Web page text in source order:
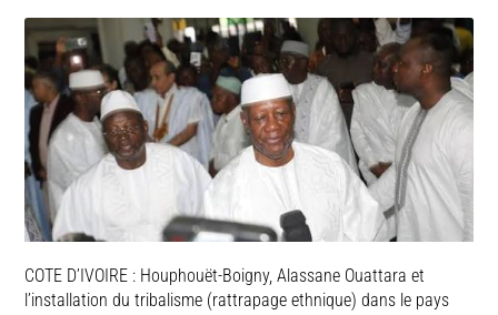
COTE D’IVOIRE : Houphouët-Boigny, Alassane Ouattara et
l’installation du tribalisme (rattrapage ethnique) dans le pays